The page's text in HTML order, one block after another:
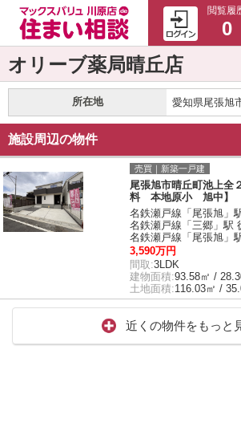
閲覧履
0
オリーブ薬局晴丘店
所在地 愛知県尾張旭
施設周辺の物件
売買｜新築一戸建
尾張旭市晴丘町池上全
料 本地原小 旭中】
名鉄瀬戸線「尾張旭」
名鉄瀬戸線「三郷」駅
名鉄瀬戸線「尾張旭」
3,590万円
間取:3LDK
建物面積:93.58㎡ /
土地面積:116.03㎡ /
近くの物件をもっと